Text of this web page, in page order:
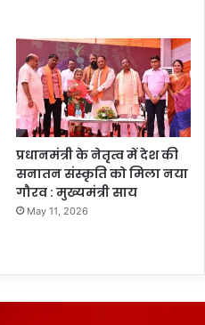
प्रधानमंत्री के नेतृत्व में देश की
सनातन संस्कृति को मिला नया
गौरव : मुख्यमंत्री साय
May 11, 2026